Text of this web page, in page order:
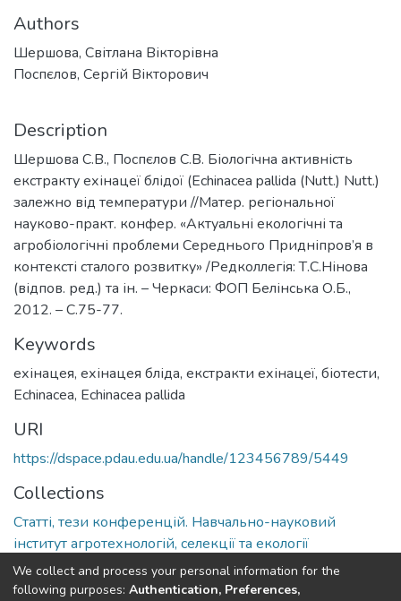
Authors
Шершова, Світлана Вікторівна
Поспєлов, Сергій Вікторович
Description
Шершова С.В., Поспєлов С.В. Біологічна активність
екстракту ехінацеї блідої (Echinacea pallida (Nutt.) Nutt.)
залежно від температури //Матер. регіональної
науково-практ. конфер. «Актуальні екологічні та
агробіологічні проблеми Середнього Придніпров’я в
контексті сталого розвитку» /Редколлегія: Т.С.Нінова
(відпов. ред.) та ін. – Черкаси: ФОП Белінська О.Б.,
2012. – С.75-77.
Keywords
ехінацея, ехінацея бліда, екстракти ехінацеї, біотести,
Echinacea, Echinacea pallida
URI
https://dspace.pdau.edu.ua/handle/123456789/5449
Collections
Статті, тези конференцій. Навчально-науковий
інститут агротехнологій, селекції та екології
Full item page
We collect and process your personal information for the
following purposes: Authentication, Preferences,